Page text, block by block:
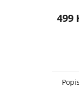
499
Popis